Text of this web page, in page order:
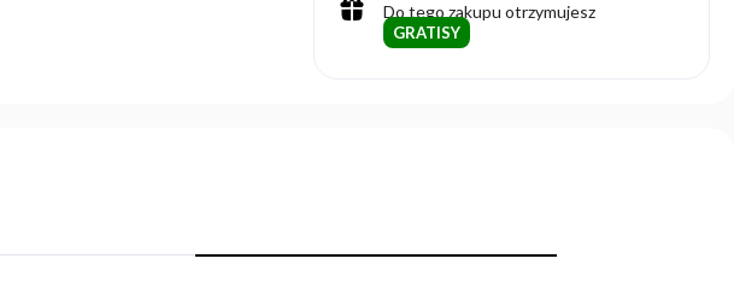
Do tego zakupu otrzymujesz
GRATISY